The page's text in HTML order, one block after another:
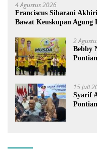
4 Agustus 2026
Franciscus Sibarani
Bawat Keuskupan
2
Bebby
15 Juli
Syarif